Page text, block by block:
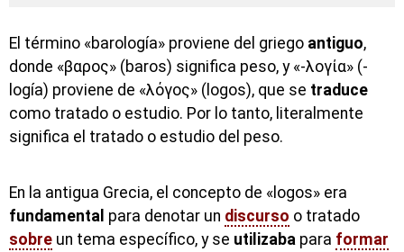
El término «barología» proviene del griego antiguo,
donde «βαρος» (baros) significa peso, y «-λογία» (-
logía) proviene de «λόγος» (logos), que se traduce
como tratado o estudio. Por lo tanto, literalmente
significa el tratado o estudio del peso.
En la antigua Grecia, el concepto de «logos» era
fundamental para denotar un discurso o tratado
sobre un tema específico, y se utilizaba para formar